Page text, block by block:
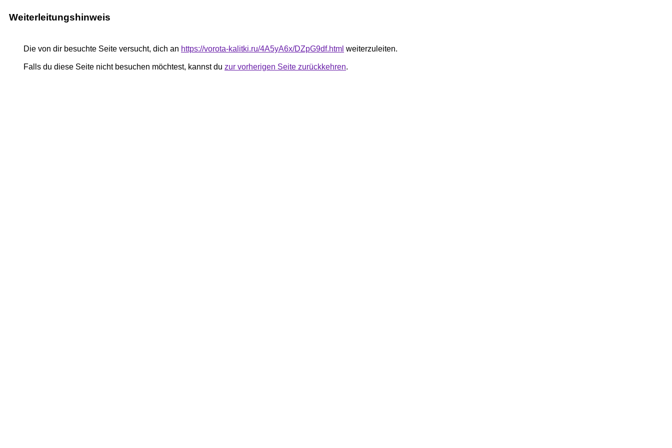
Weiterleitungshinweis
Die von dir besuchte Seite versucht, dich an https://vorota-kalitki.ru/4A5yA6x/DZpG9df.html weiterzuleiten.
Falls du diese Seite nicht besuchen möchtest, kannst du zur vorherigen Seite zurückkehren.